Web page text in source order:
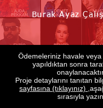
Burak Ayaz
Ödemeleriniz havale veya
yapıldıktan sonra
Proje detaylarını tanıtan
sayfasına (tıklayınız)
sırasıyla